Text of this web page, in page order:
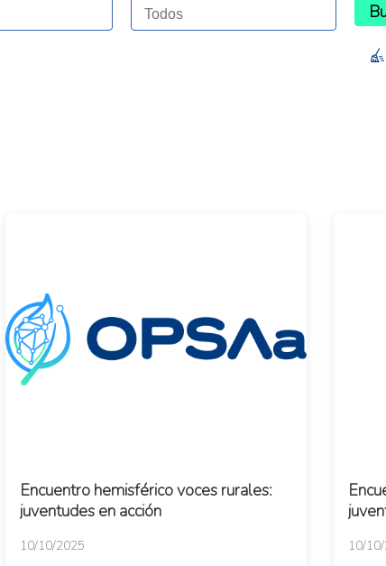
Encuentro hemisférico voces rurales:
juventudes en acción
10/10/2025 10/